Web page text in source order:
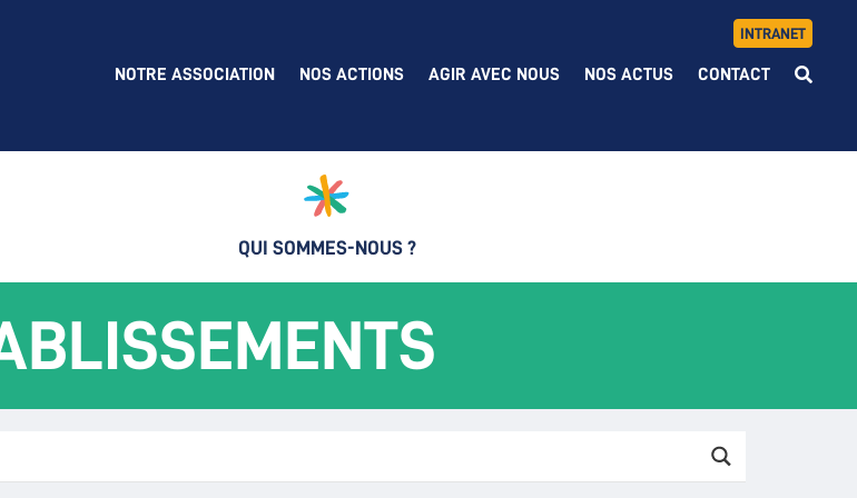
INTRANET
NOTRE ASSOCIATION NOS ACTIONS AGIR AVEC NOUS NOS ACTUS CONTACT
QUI SOMMES-NOUS ?